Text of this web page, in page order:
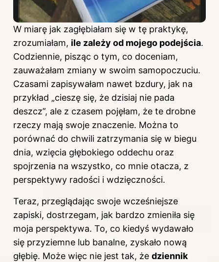
W miarę jak zagłębiałam się w tę praktykę,
zrozumiałam, ile zależy od mojego podejścia.
Codziennie, pisząc o tym, co doceniam,
zauważałam zmiany w swoim samopoczuciu.
Czasami zapisywałam nawet bzdury, jak na
przykład „cieszę się, że dzisiaj nie pada
deszcz”, ale z czasem pojęłam, że te drobne
rzeczy mają swoje znaczenie. Można to
porównać do chwili zatrzymania się w biegu
dnia, wzięcia głębokiego oddechu oraz
spojrzenia na wszystko, co mnie otacza, z
perspektywy radości i wdzięczności.
Teraz, przeglądając swoje wcześniejsze
zapiski, dostrzegam, jak bardzo zmieniła się
moja perspektywa. To, co kiedyś wydawało
się przyziemne lub banalne, zyskało nową
głębię. Może więc nie jest tak, że dziennik